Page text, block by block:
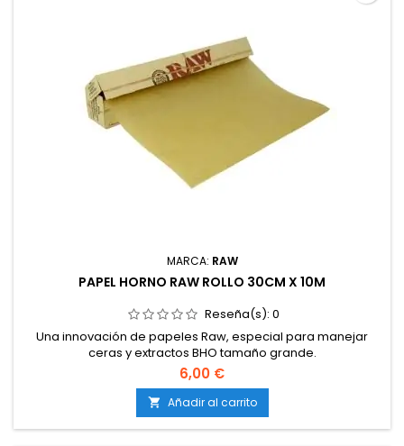
MARCA: RAW
PAPEL HORNO RAW ROLLO 30CM X 10M
Reseña(s): 0
Una innovación de papeles Raw, especial para manejar
ceras y extractos BHO tamaño grande.
6,00 €
 Añadir al carrito